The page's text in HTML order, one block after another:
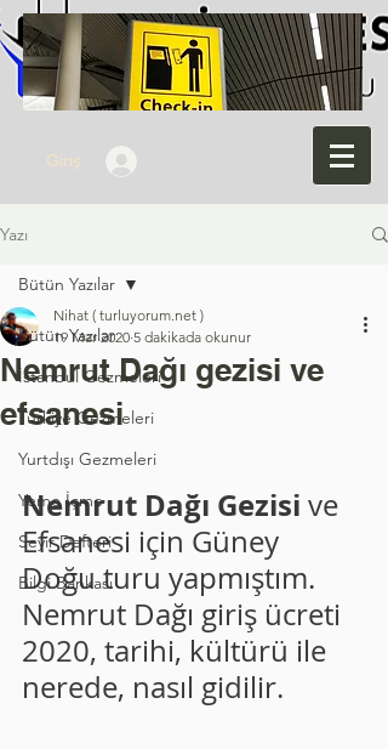
Giriş
Yazı
Bütün Yazılar
İstanbul Gezmeleri
Türkiye Gezmeleri
Yurtdışı Gezmeleri
Yeme İçme
Seyir Defteri
Bilgi Bankası
Bütün Yazılar
Nemrut Dağı gezisi ve
efsanesi
Nihat ( turluyorum.net )
19 Mar 2020 5 dakikada okunur
Nemrut Dağı Gezisi ve
Efsanesi için Güney
Doğu turu yapmıştım.
Nemrut Dağı giriş ücreti
2020, tarihi, kültürü ile
nerede, nasıl gidilir.